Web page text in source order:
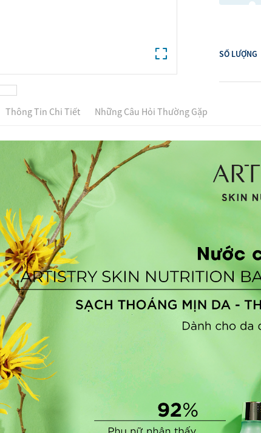
Nhà Cửa
Sản Phấm Nhà Bếp
Nồi Đa Năng Amway Queen™
Chảo Chống Dính Amway Queen™
SỐ LƯỢNG
Thông Tin Chi Tiết Những Câu Hỏi Thường Gặp